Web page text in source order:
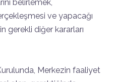
belirlemek,
ve yapacağı
gerekli diğer kararları
Merkezin faaliyet